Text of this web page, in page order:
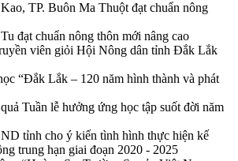
TP. Buôn Ma Thuột đạt chuẩn nông
đạt chuẩn nông thôn mới nâng cao
viên giỏi Hội Nông dân tỉnh Đắk Lắk
“Đắk Lắk – 120 năm hình thành và phát
Tuần lễ hưởng ứng học tập suốt đời năm
tỉnh cho ý kiến tình hình thực hiện kế
trung hạn giai đoạn 2020 - 2025